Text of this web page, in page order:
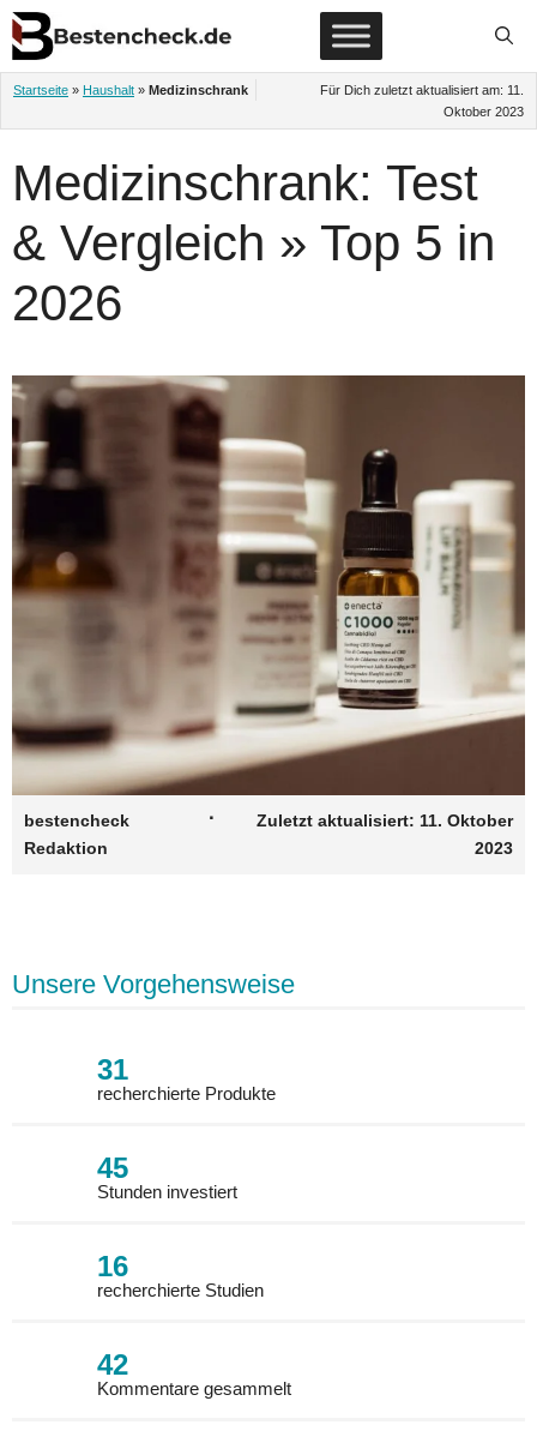
Zum
Inhalt
springen
Startseite » Haushalt » Medizinschrank Für Dich zuletzt aktualisiert am: 11.
Oktober 2023
Medizinschrank: Test
& Vergleich » Top 5 in
2026
bestencheck
Redaktion
· Zuletzt aktualisiert: 11. Oktober
2023
Unsere Vorgehensweise
31
recherchierte Produkte
45
Stunden investiert
16
recherchierte Studien
42
Kommentare gesammelt